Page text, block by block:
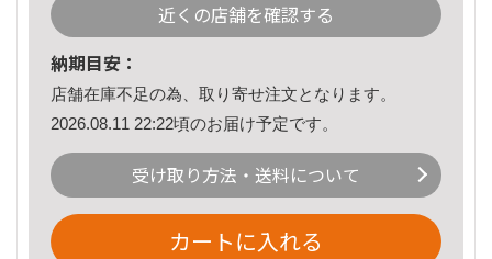
近くの店舗を確認する
納期目安：
店舗在庫不足の為、取り寄せ注文となります。
2026.08.11 22:22頃のお届け予定です。
受け取り方法・送料について
カートに入れる